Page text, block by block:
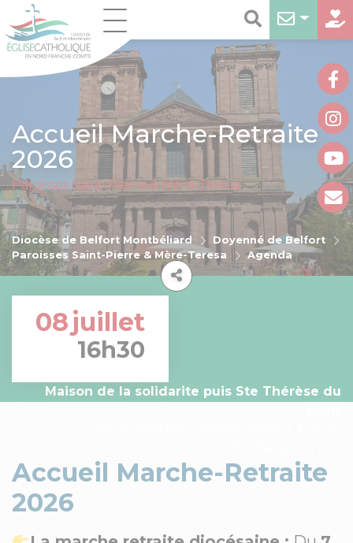
Accueil Marche-Retraite
2026
Paroisses Saint-Pierre & Mère-Teresa
Diocèse de Belfort Montbéliard
Doyenné de Belfort
Paroisses Saint-Pierre & Mère-Teresa
Agenda
08juillet
16h30
Maison de la solidarite puis Ste Thérèse du
Accueil Marche-Retraite
2026